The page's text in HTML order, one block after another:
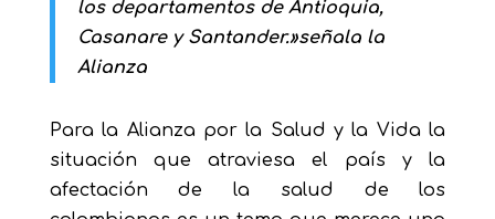
los departamentos de Antioquia,
Casanare y Santander.»señala la
Alianza
Para la Alianza por la Salud y la Vida la
situación que atraviesa el país y la
afectación de la salud de los